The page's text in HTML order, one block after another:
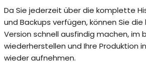
Da Sie jederzeit über die komplette
und Backups verfügen, können Sie
Version schnell ausfindig machen,
wiederherstellen und Ihre Produktion
wieder aufnehmen.